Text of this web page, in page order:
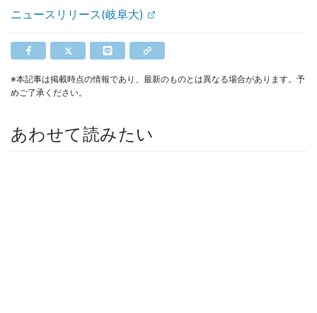
ニュースリリース(岐阜大)
※本記事は掲載時点の情報であり、最新のものとは異なる場合があります。予
めご了承ください。
あわせて読みたい